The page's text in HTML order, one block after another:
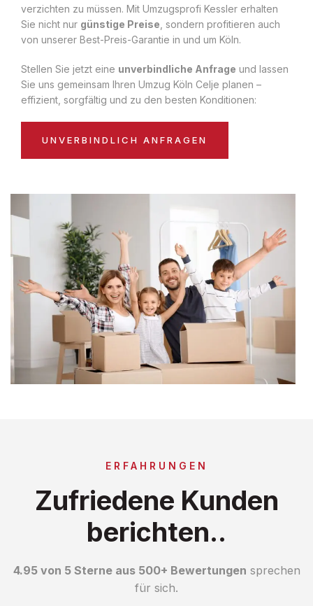
verzichten zu müssen. Mit Umzugsprofi Kessler erhalten
Sie nicht nur günstige Preise , sondern profitieren auch
von unserer Best-Preis-Garantie in und um Köln.
Stellen Sie jetzt eine unverbindliche Anfrage und lassen
Sie uns gemeinsam Ihren Umzug Köln Celje planen –
effizient, sorgfältig und zu den besten Konditionen:
UNVERBINDLICH ANFRAGEN
ERFAHRUNGEN
Zufriedene Kunden
berichten..
4.95 von 5 Sterne aus 500+ Bewertungen sprechen
für sich.